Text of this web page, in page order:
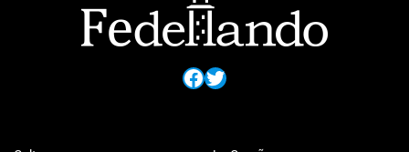
Facebook
Twitter